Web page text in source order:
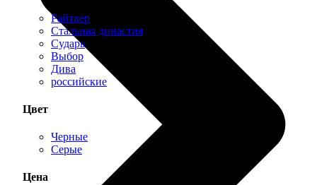
Райтвер
Стальная династия
Сударь
Выбор
Дива
российские
Цвет
Черные
Серые
Цена